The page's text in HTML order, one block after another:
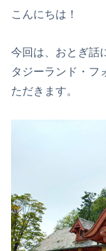
こんにちは！
今回は、おとぎ話
タジーランド・フ
ただきます。